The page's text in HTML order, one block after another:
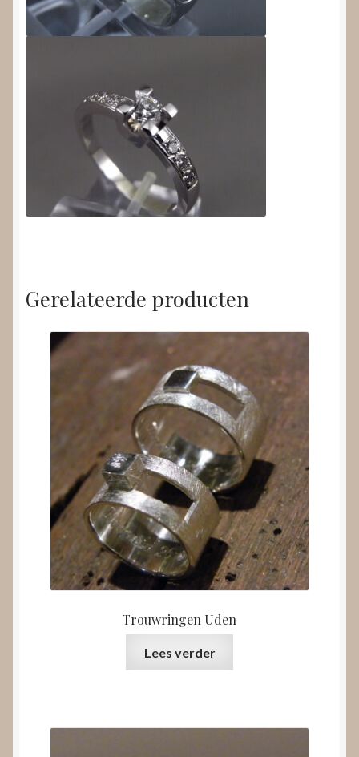
Gerelateerde producten
Trouwringen Uden
Lees verder